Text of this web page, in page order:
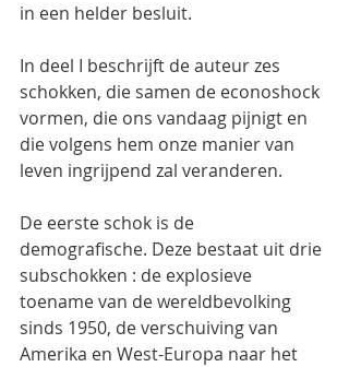
in een helder besluit.
In deel I beschrijft de auteur zes
schokken, die samen de econoshock
vormen, die ons vandaag pijnigt en
die volgens hem onze manier van
leven ingrijpend zal veranderen.
De eerste schok is de
demografische. Deze bestaat uit drie
subschokken : de explosieve
toename van de wereldbevolking
sinds 1950, de verschuiving van
Amerika en West-Europa naar het